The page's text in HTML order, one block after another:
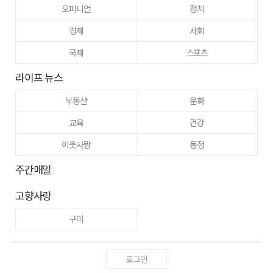
오피니언
정치
경제
사회
국제
스포츠
라이프 뉴스
부동산
문화
교육
건강
이웃사랑
동정
주간매일
고향사랑
구미
로그인